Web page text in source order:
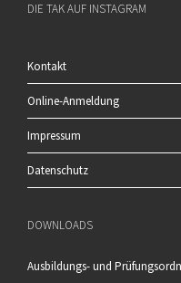
DIE TAK AUF INSTAGRAM
Kontakt
Online-Anmeldung
Impressum
Datenschutz
DOWNLOADS
Ausbildungs- und